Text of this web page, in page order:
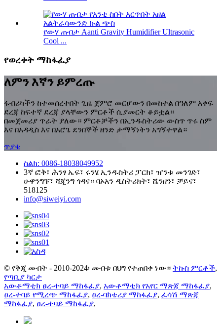
የውሃ ጠብታ Aanti Gravity Humidifier Ultrasonic
Cool ...
የወረቀት ማከፋፈያ
ለምን እኛን ይምረጡ
ፋብሪካችን ከተመሰረተበት ጊዜ ጀምሮ መርሆውን በመከተል በዓለም አቀፍ
ደረጃ ከፍተኛ ደረጃ ያላቸውን ምርቶች ሲያመርት ቆይቷል።
በመጀመሪያ ጥራት ያለው። ምርቶቻችን በኢንዱስትሪው ውስጥ ጥሩ ስም
እና በአዳዲስ እና በአሮጌ ደንበኞች ዘንድ ታማኝነትን አግኝተዋል።
ጥያቄ
ስልክ: 0086-18038049952
3ኛ ፎቅ፣ ሕንፃ ኤፍ፣ ሩንሄ ኢንዱስትሪ ፓርክ፣ ዠንቱ መንገድ፣
ሁዋንግፑ፣ ሻጂንግ ጎዳና። ባኦአን ዲስትሪክት፣ ሼንዘን፣ ቻይና፣
518125
info@siweiyi.com
© የቅጂ መብት - 2010-2024፡ መብቱ በህግ የተጠበቀ ነው። ትኩስ ምርቶች,
የጣቢያ ካርታ
አውቶማቲክ ፀረ-ተባይ ማከፋፈያ, አውቶማቲክ የአየር ማጽጃ ማከፋፈያ,
ፀረ-ተባይ የሚረጭ ማከፋፈያ, ፀረ-ባክቴሪያ ማከፋፈያ, ፈሳሽ ማጽጃ
ማከፋፈያ, ፀረ-ተባይ ማከፋፈያ,